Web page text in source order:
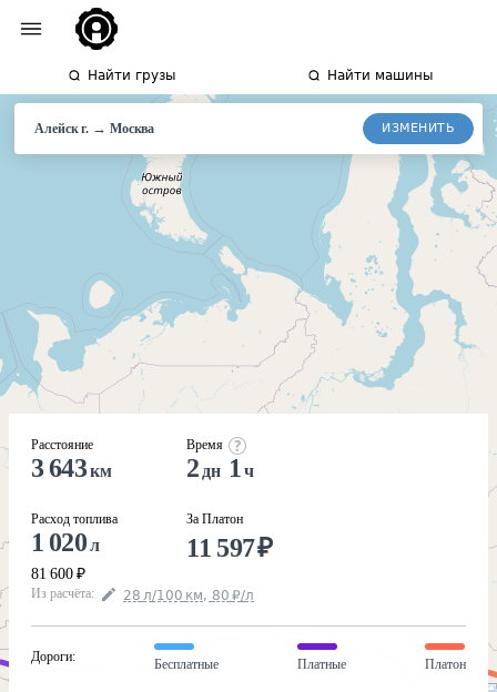
Найти грузы Найти машины
Алейск г. → Москва ИЗМЕНИТЬ
Расстояние
3 643км
Расход топлива
1 020л
81 600 ₽
Время
2 дн 1 ч
За Платон
11 597₽
Из расчёта: 28 л/100 км, 80 ₽/л
Дороги:
Бесплатные Платные Платон